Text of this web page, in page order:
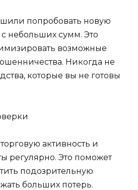
попробовать новую
небольших сумм. Это
возможные
Никогда не
которые вы не готовы
активность и
регулярно. Это поможет
подозрительную
больших потерь.